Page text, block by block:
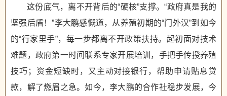
这份底气，离不开背后的“硬核”支撑。“政府真是我的
坚强后盾！”李大鹏感慨道，从养殖初期的“门外汉”到如今
的“行家里手”，每一步都离不开政策扶持。起初面对技术
难题，政府第一时间联系专家开展培训，手把手传授养殖
技巧；资金短缺时，又主动对接银行，帮助申请贴息贷
款，解了燃眉之急。如今，李大鹏的合作社稳步发展，今